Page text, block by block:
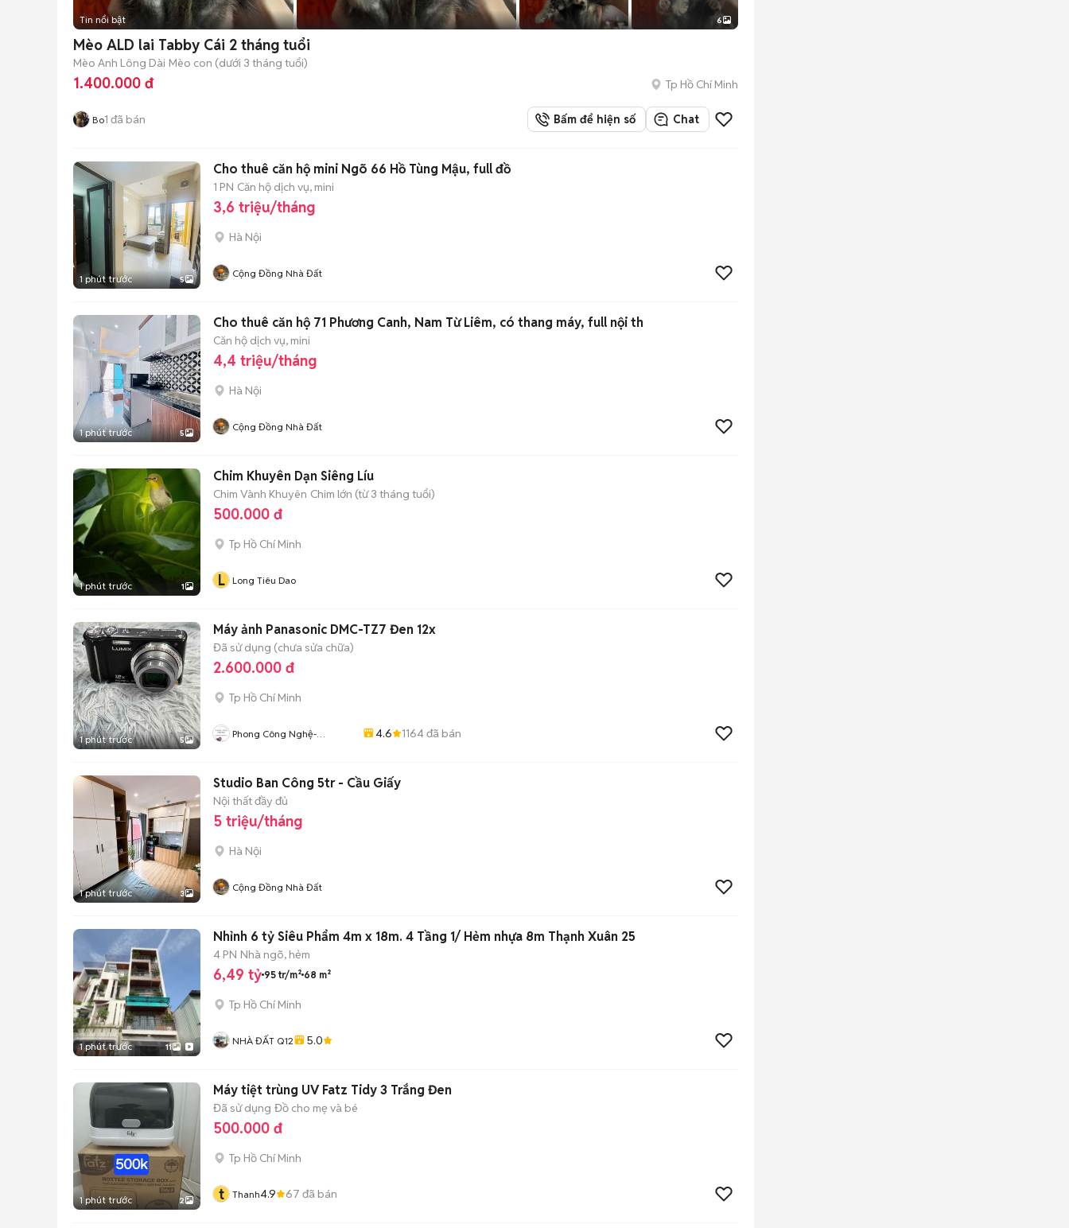
Tin nổi bật 6
Mèo ALD lai Tabby Cái 2 tháng tuổi
Mèo Anh Lông Dài Mèo con (dưới 3 tháng tuổi)
1.400.000 đ Tp Hồ Chí Minh
Bo1 đã bán Bấm để hiện số Chat
1 phút trước 5
Cho thuê căn hộ mini Ngõ 66 Hồ Tùng Mậu, full đồ
1 PN Căn hộ dịch vụ, mini
3,6 triệu/tháng
Hà Nội
Cộng Đồng Nhà Đất
1 phút trước 5
Cho thuê căn hộ 71 Phương Canh, Nam Từ Liêm, có thang máy, full nội th
Căn hộ dịch vụ, mini
4,4 triệu/tháng
Hà Nội
Cộng Đồng Nhà Đất
1 phút trước 1
Chim Khuyên Dạn Siêng Líu
Chim Vành Khuyên Chim lớn (từ 3 tháng tuổi)
500.000 đ
Tp Hồ Chí Minh
L Long Tiêu Dao
1 phút trước 5
Máy ảnh Panasonic DMC-TZ7 Đen 12x
Đã sử dụng (chưa sửa chữa)
2.600.000 đ
Tp Hồ Chí Minh
Phong Công Nghệ-
4.6 1164đã bán
1 phút trước 3
Studio Ban Công 5tr - Cầu Giấy
Nội thất đầy đủ
5 triệu/tháng
Hà Nội
Cộng Đồng Nhà Đất
1 phút trước 11
Nhỉnh 6 tỷ Siêu Phẩm 4m x 18m. 4 Tầng 1/ Hẻm nhựa 8m Thạnh Xuân 25
4 PN Nhà ngõ, hẻm
6,49 tỷ 95 tr/m² 68 m²
Tp Hồ Chí Minh
NHÀ ĐẤT Q12 5.0
1 phút trước 2
Máy tiệt trùng UV Fatz Tidy 3 Trắng Đen
Đã sử dụng Đồ cho mẹ và bé
500.000 đ
Tp Hồ Chí Minh
t Thanh4.9 67 đã bán